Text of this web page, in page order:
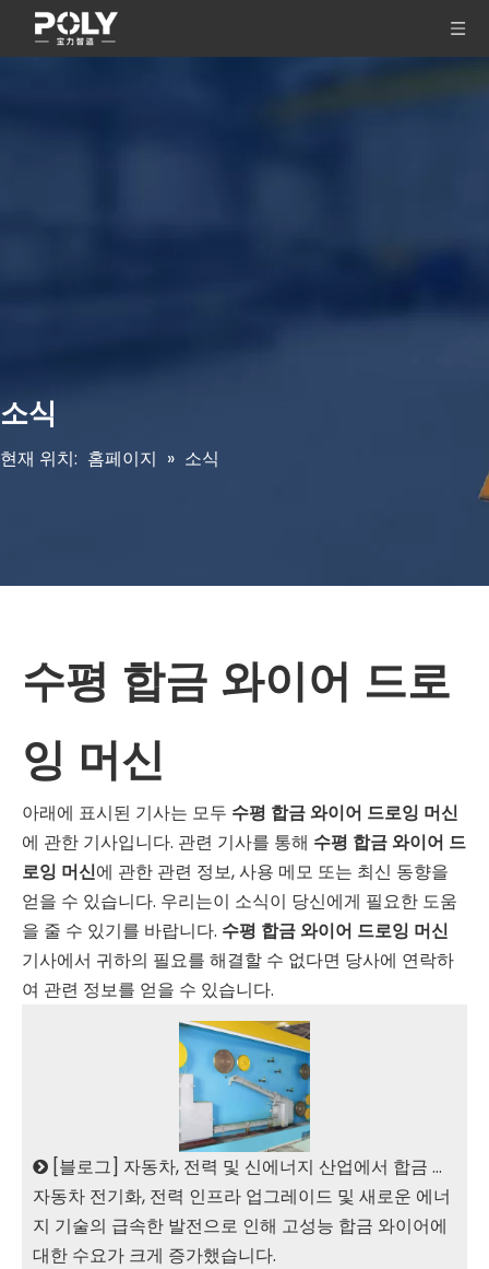
소식
현재 위치: 홈페이지 » 소식
수평 합금 와이어 드로
잉 머신
아래에 표시된 기사는 모두 수평 합금 와이어 드로잉 머신
에 관한 기사입니다. 관련 기사를 통해 수평 합금 와이어 드
로잉 머신에 관한 관련 정보, 사용 메모 또는 최신 동향을
얻을 수 있습니다. 우리는이 소식이 당신에게 필요한 도움
을 줄 수 있기를 바랍니다. 수평 합금 와이어 드로잉 머신
기사에서 귀하의 필요를 해결할 수 없다면 당사에 연락하
여 관련 정보를 얻을 수 있습니다.
[블로그] 자동차, 전력 및 신에너지 산업에서 합금 와이어 드로잉 머신의 응용
자동차 전기화, 전력 인프라 업그레이드 및 새로운 에너
지 기술의 급속한 발전으로 인해 고성능 합금 와이어에
대한 수요가 크게 증가했습니다.